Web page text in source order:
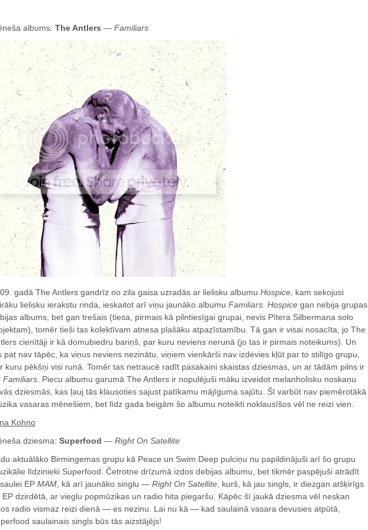
albums: The Antlers — Familiars
gadā The Antlers gandrīz no zila gaisa uzradās ar lielisku albumu Hospice , kam sekojusi
lielisku ierakstu rinda, ieskaitot arī viņu jaunāko albumu Familiars Hospice gan nebija grupas
albums, bet gan trešais (tiesa, pirmais kā pilntiesīgai grupai, nevis Pītera Silbermana solo
tomēr tieši tas kolektīvam atnesa plašāku atpazīstamību. Tā gan ir visai nosacīta, jo The
cienītāji ir kā domubiedru bariņš, par kuru neviens nerunā (jo tas ir pirmais noteikums). Un
pat nav tāpēc, ka viņus neviens nezinātu, viņiem vienkārši nav izdevies kļūt par to stilīgo grupu,
kuru pēkšņi visi runā. Tomēr tas netraucē radīt pasakaini skaistas dziesmas, un ar tādām pilns ir
Familiars . Piecu albumu garumā The Antlers ir nopulējuši māku izveidot melanholisku noskaņu
dziesmās, kas ļauj tās klausoties sajust patīkamu mājīguma sajūtu. Šī varbūt nav piemērotākā
vasaras mēnešiem, bet līdz gada beigām šo albumu noteikti noklausīšos vēl ne reizi vien.
Kohno
dziesma: Superfood — Right On Satellite
aktuālāko Birmingemas grupu kā Peace un Swim Deep pulciņu nu papildinājuši arī šo grupu
līdzinieki Superfood. Četrotne drīzumā izdos debijas albumu, bet tikmēr paspējuši atrādīt
EP MAM , kā arī jaunāko singlu — Right On Satellite , kurš, kā jau singls, ir diezgan atšķirīgs
EP dzirdētā, ar vieglu popmūzikas un radio hita piegaršu. Kāpēc šī jaukā dziesma vēl neskan
radio vismaz reizi dienā — es nezinu. Lai nu kā — kad saulainā vasara devusies atpūtā,
saulainais singls būs tās aizstājējs!